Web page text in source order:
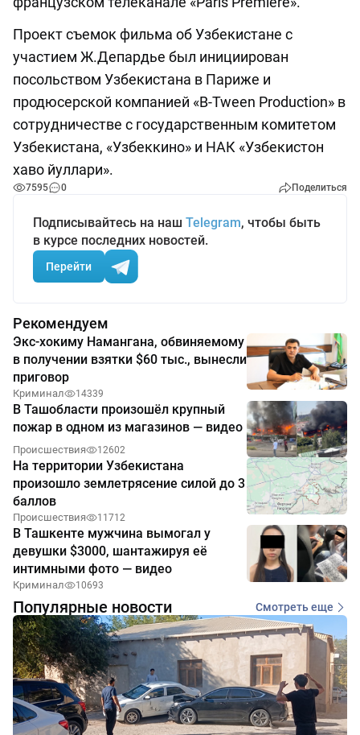
Проект съемок фильма об Узбекистане с
участием Ж.Депардье был инициирован
посольством Узбекистана в Париже и
продюсерской компанией «B-Tween Production» в
сотрудничестве с государственным комитетом
Узбекистана, «Узбеккино» и НАК «Узбекистон
хаво йуллари».
7595 0 Поделиться
Подписывайтесь на наш Telegram, чтобы быть
в курсе последних новостей.
Перейти
Рекомендуем
Экс-хокиму Намангана, обвиняемому
в получении взятки $60 тыс., вынесли
приговор
Криминал 14339
В Ташобласти произошёл крупный
пожар в одном из магазинов — видео
Происшествия 12602
На территории Узбекистана
произошло землетрясение силой до 3
баллов
Происшествия 11712
В Ташкенте мужчина вымогал у
девушки $3000, шантажируя её
интимными фото — видео
Криминал 10693
Популярные новости Смотреть еще